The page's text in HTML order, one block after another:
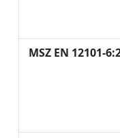
MSZ EN 12101-